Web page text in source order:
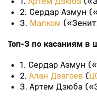
2. Сердар Азмун
3. Малком
Топ-3 по касаниям в
1. Сердар Азмун
2. Алан Дзагоев (
3. Артем Дзюба